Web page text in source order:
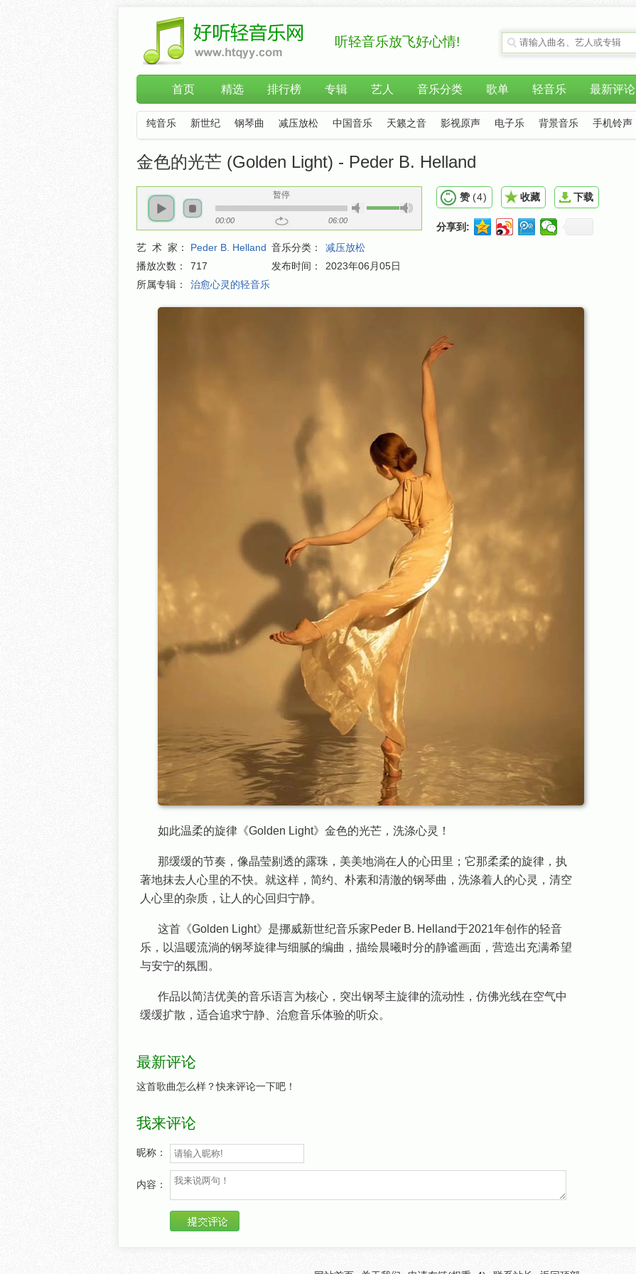
听轻音乐放飞好心情!
首页 精选 排行榜 专辑 艺人 音乐分类 歌单 轻音乐 最新评论
纯音乐 新世纪 钢琴曲 减压放松 中国音乐 天籁之音 影视原声 电子乐 背景音乐 手机铃声
金色的光芒 (Golden Light) - Peder B. Helland
暂停
00:00 06:00
艺 术 家： Peder B. Helland 音乐分类：
减压放松
播放次数：
717 发布时间：
2023年06月05日
所属专辑：
治愈心灵的轻音乐
赞 (4) 收藏 下载
分享到:
如此温柔的旋律《Golden Light》金色的光芒，洗涤心灵！
那缓缓的节奏，像晶莹剔透的露珠，美美地淌在人的心田里；它那柔柔的旋律，执
著地抹去人心里的不快。就这样，简约、朴素和清澈的钢琴曲，洗涤着人的心灵，清空
人心里的杂质，让人的心回归宁静。
这首《Golden Light》是挪威新世纪音乐家Peder B. Helland于2021年创作的轻音
乐，以温暖流淌的钢琴旋律与细腻的编曲，描绘晨曦时分的静谧画面，营造出充满希望
与安宁的氛围。
作品以简洁优美的音乐语言为核心，突出钢琴主旋律的流动性，仿佛光线在空气中
缓缓扩散，适合追求宁静、治愈音乐体验的听众。
最新评论
这首歌曲怎么样？快来评论一下吧！
我来评论
昵称：
内容：